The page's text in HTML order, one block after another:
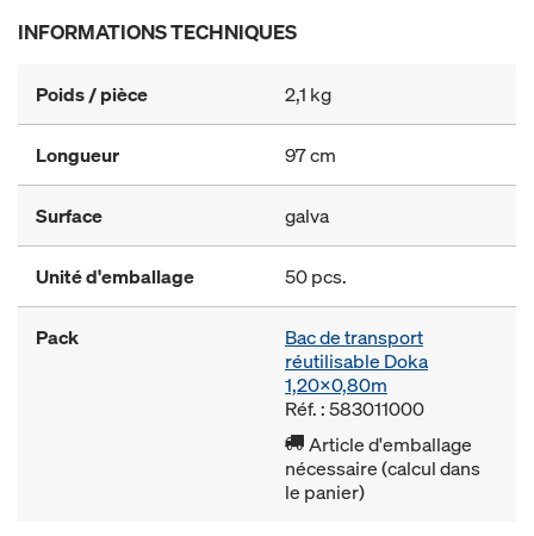
INFORMATIONS TECHNIQUES
Poids / pièce 2,1 kg
Longueur 97 cm
Surface galva
Unité d'emballage 50 pcs.
Pack
Bac de transport
réutilisable Doka
1,20x0,80m
Réf. : 583011000
Article d'emballage
nécessaire (calcul dans
le panier)